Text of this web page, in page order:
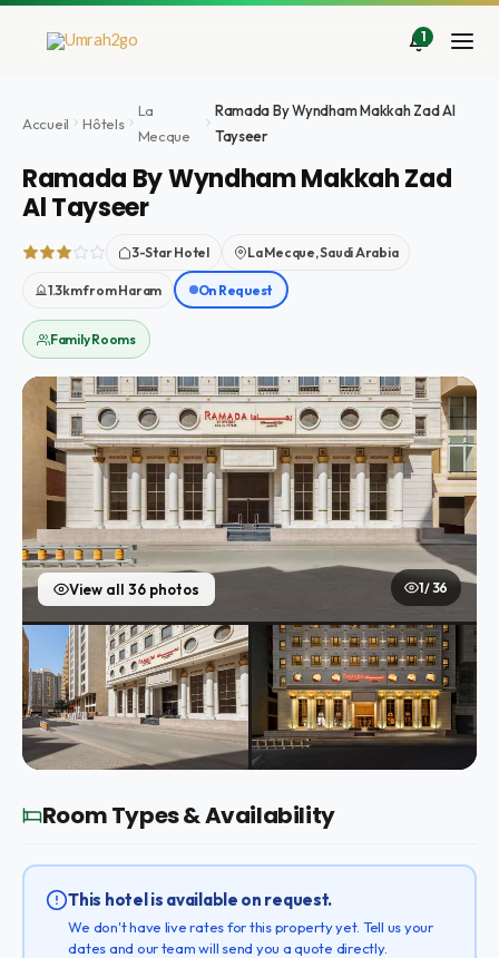
Aller
1
Accueil Hôtels
La
Mecque
Ramada By Wyndham Makkah Zad Al
Tayseer
Ramada By Wyndham Makkah Zad
Al Tayseer
3-Star Hotel La Mecque, Saudi Arabia
1.3km from Haram On Request
Family Rooms
View all 36 photos 1 / 36
Room Types & Availability
This hotel is available on request.
We don't have live rates for this property yet. Tell us your
dates and our team will send you a quote directly.